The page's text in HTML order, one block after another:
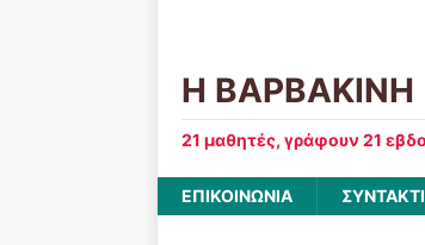
Η ΒΑΡΒΑΚΙΝΗ
21 μαθητές, γράφουν 21
ΕΠΙΚΟΙΝΩΝΙΑ